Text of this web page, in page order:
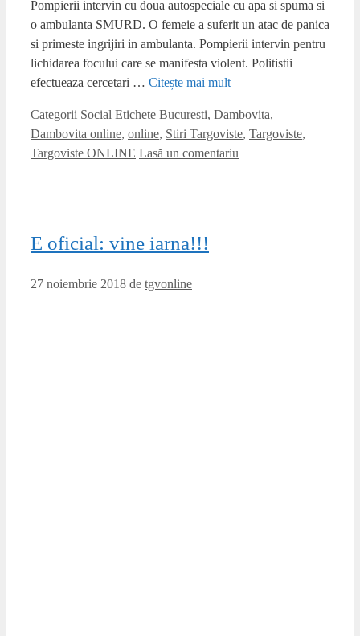
Pompierii intervin cu doua autospeciale cu apa si spuma si
o ambulanta SMURD. O femeie a suferit un atac de panica
si primeste ingrijiri in ambulanta. Pompierii intervin pentru
lichidarea focului care se manifesta violent. Politistii
efectueaza cercetari … Citește mai mult
Categorii Social Etichete Bucuresti, Dambovita,
Dambovita online, online, Stiri Targoviste, Targoviste,
Targoviste ONLINE Lasă un comentariu
E oficial: vine iarna!!!
27 noiembrie 2018 de tgvonline